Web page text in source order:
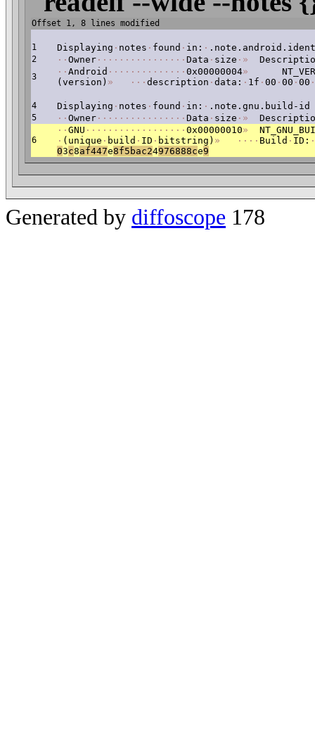
Offset 1, 8 lines modified
1 Displaying · notes · found · in: · .note.android.ident
2 · · Owner · · · · · · · · · · · · · · · · Data · size · »
3 · · Android · · · · · · · · · · · · · · 0x00000004»
(version) » · · · description · data: · 1f · 00 · 00 · 00 ·
4 Displaying · notes · found · in: · .note.gnu.build-id
5 · · Owner · · · · · · · · · · · · · · · · Data · size · »
6
· · GNU · · · · · · · · · · · · · · · · · · 0x00000010»
· (unique · build · ID · bitstring) » · · · · Build · ID: ·
03c8af447e8f5bac24976888ce9
Generated by diffoscope 178